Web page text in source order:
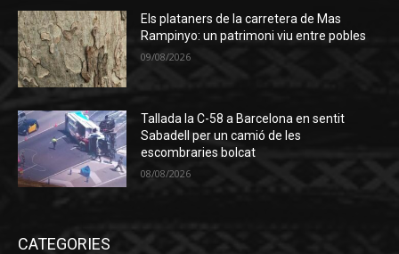
Els plataners de la carretera de Mas
Rampinyo: un patrimoni viu entre pobles
09/08/2026
Tallada la C-58 a Barcelona en sentit
Sabadell per un camió de les
escombraries bolcat
08/08/2026
CATEGORIES